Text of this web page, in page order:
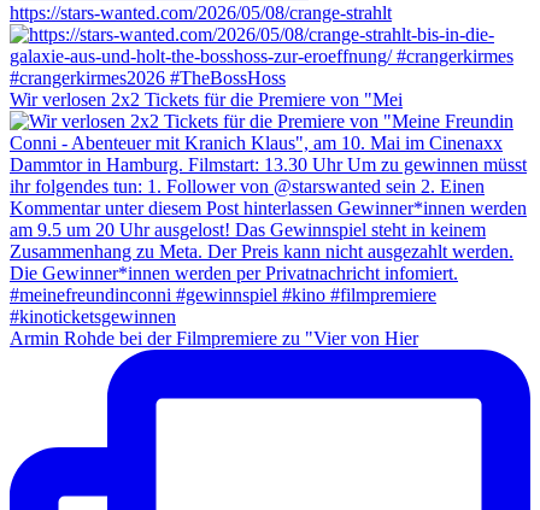
https://stars-wanted.com/2026/05/08/crange-strahlt
Wir verlosen 2x2 Tickets für die Premiere von "Mei
Armin Rohde bei der Filmpremiere zu "Vier von Hier